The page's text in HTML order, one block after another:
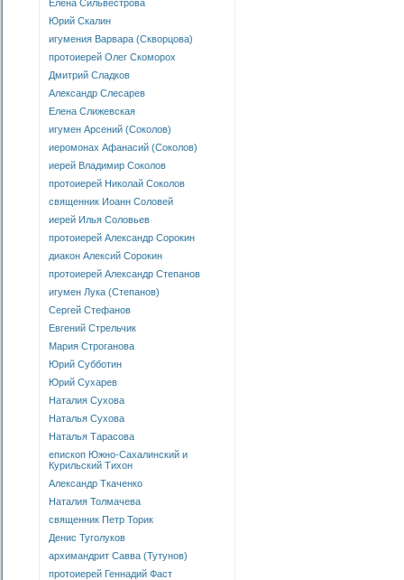
Елена Сильвестрова
Юрий Скалин
игумения Варвара (Скворцова)
протоиерей Олег Скоморох
Дмитрий Сладков
Александр Слесарев
Елена Слижевская
игумен Арсений (Соколов)
иеромонах Афанасий (Соколов)
иерей Владимир Соколов
протоиерей Николай Соколов
священник Иоанн Соловей
иерей Илья Соловьев
протоиерей Александр Сорокин
диакон Алексий Сорокин
протоиерей Александр Степанов
игумен Лука (Степанов)
Сергей Стефанов
Евгений Стрельчик
Мария Строганова
Юрий Субботин
Юрий Сухарев
Наталия Сухова
Наталья Сухова
Наталья Тарасова
епископ Южно-Сахалинский и
Курильский Тихон
Александр Ткаченко
Наталия Толмачева
священник Петр Торик
Денис Туголуков
архимандрит Савва (Тутунов)
протоиерей Геннадий Фаст